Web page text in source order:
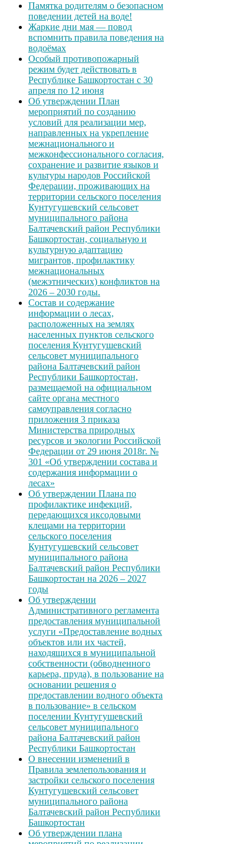
Памятка родителям о безопасном
поведении детей на воде!
Жаркие дни мая — повод
вспомнить правила поведения на
водоёмах
Особый противопожарный
режим будет действовать в
Республике Башкортостан с 30
апреля по 12 июня
Об утверждении План
мероприятий по созданию
условий для реализации мер,
направленных на укрепление
межнационального и
межконфессионального согласия,
сохранение и развитие языков и
культуры народов Российской
Федерации, проживающих на
территории сельского поселения
Кунтугушевский сельсовет
муниципального района
Балтачевский район Республики
Башкортостан, социальную и
культурную адаптацию
мигрантов, профилактику
межнациональных
(межэтнических) конфликтов на
2026 – 2030 годы.
Состав и содержание
информации о лесах,
расположенных на землях
населенных пунктов сельского
поселения Кунтугушевский
сельсовет муниципального
района Балтачевский район
Республики Башкортостан,
размещаемой на официальном
сайте органа местного
самоуправления согласно
приложения 3 приказа
Министерства природных
ресурсов и экологии Российской
Федерации от 29 июня 2018г. №
301 «Об утверждении состава и
содержания информации о
лесах»
Об утверждении Плана по
профилактике инфекций,
передающихся иксодовыми
клещами на территории
сельского поселения
Кунтугушевский сельсовет
муниципального района
Балтачевский район Республики
Башкортостан на 2026 – 2027
годы
Об утверждении
Административного регламента
предоставления муниципальной
услуги «Предоставление водных
объектов или их частей,
находящихся в муниципальной
собственности (обводненного
карьера, пруда), в пользование на
основании решения о
предоставлении водного объекта
в пользование» в сельском
поселении Кунтугушевский
сельсовет муниципального
района Балтачевский район
Республики Башкортостан
О внесении изменений в
Правила землепользования и
застройки сельского поселения
Кунтугушевский сельсовет
муниципального района
Балтачевский район Республики
Башкортостан
Об утверждении плана